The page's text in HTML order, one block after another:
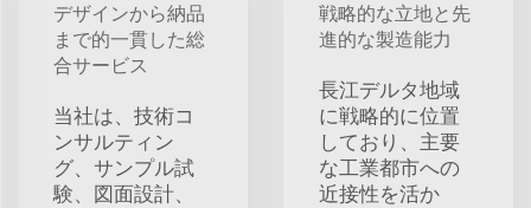
デザインから納品
まで的一貫した総
合サービス
当社は、技術コ
ンサルティン
グ、サンプル試
験、図面設計、
戦略的な立地と先
進的な製造能力
長江デルタ地域
に戦略的に位置
しており、主要
な工業都市への
近接性を活か